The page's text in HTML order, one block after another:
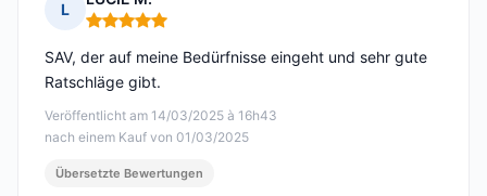
L
Hinweis: 5 von 5
Veröffentlicht am 14/03/2025 à 16h43
nach einem Kauf von 01/03/2025
SAV, der auf meine Bedürfnisse eingeht und sehr gute
Ratschläge gibt.
Übersetzte Bewertungen